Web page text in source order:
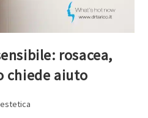
rosacea,
chiede aiuto